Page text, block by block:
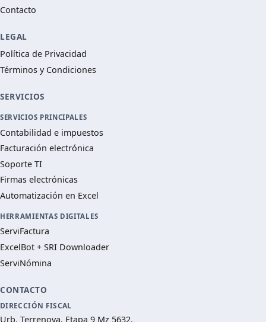
Contacto
LEGAL
Política de Privacidad
Términos y Condiciones
SERVICIOS
SERVICIOS PRINCIPALES
Contabilidad e impuestos
Facturación electrónica
Soporte TI
Firmas electrónicas
Automatización en Excel
HERRAMIENTAS DIGITALES
ServiFactura
ExcelBot + SRI Downloader
ServiNómina
CONTACTO
DIRECCIÓN FISCAL
Urb. Terrenova, Etapa 9 Mz 5632.